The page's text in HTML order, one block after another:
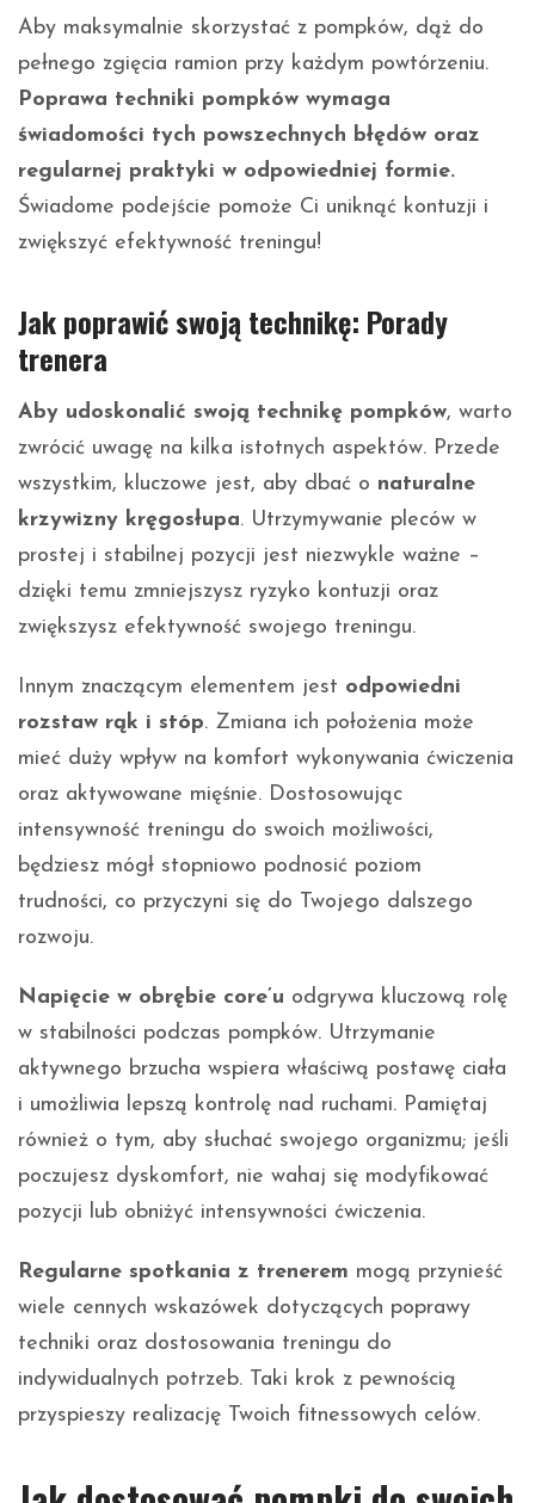
Aby maksymalnie skorzystać z pompków, dąż do
pełnego zgięcia ramion przy każdym powtórzeniu.
Poprawa techniki pompków wymaga
świadomości tych powszechnych błędów oraz
regularnej praktyki w odpowiedniej formie.
Świadome podejście pomoże Ci uniknąć kontuzji i
zwiększyć efektywność treningu!
Jak poprawić swoją technikę: Porady
trenera
Aby udoskonalić swoją technikę pompków, warto
zwrócić uwagę na kilka istotnych aspektów. Przede
wszystkim, kluczowe jest, aby dbać o naturalne
krzywizny kręgosłupa. Utrzymywanie pleców w
prostej i stabilnej pozycji jest niezwykle ważne –
dzięki temu zmniejszysz ryzyko kontuzji oraz
zwiększysz efektywność swojego treningu.
Innym znaczącym elementem jest odpowiedni
rozstaw rąk i stóp. Zmiana ich położenia może
mieć duży wpływ na komfort wykonywania ćwiczenia
oraz aktywowane mięśnie. Dostosowując
intensywność treningu do swoich możliwości,
będziesz mógł stopniowo podnosić poziom
trudności, co przyczyni się do Twojego dalszego
rozwoju.
Napięcie w obrębie core’u odgrywa kluczową rolę
w stabilności podczas pompków. Utrzymanie
aktywnego brzucha wspiera właściwą postawę ciała
i umożliwia lepszą kontrolę nad ruchami. Pamiętaj
również o tym, aby słuchać swojego organizmu; jeśli
poczujesz dyskomfort, nie wahaj się modyfikować
pozycji lub obniżyć intensywności ćwiczenia.
Regularne spotkania z trenerem mogą przynieść
wiele cennych wskazówek dotyczących poprawy
techniki oraz dostosowania treningu do
indywidualnych potrzeb. Taki krok z pewnością
przyspieszy realizację Twoich fitnessowych celów.